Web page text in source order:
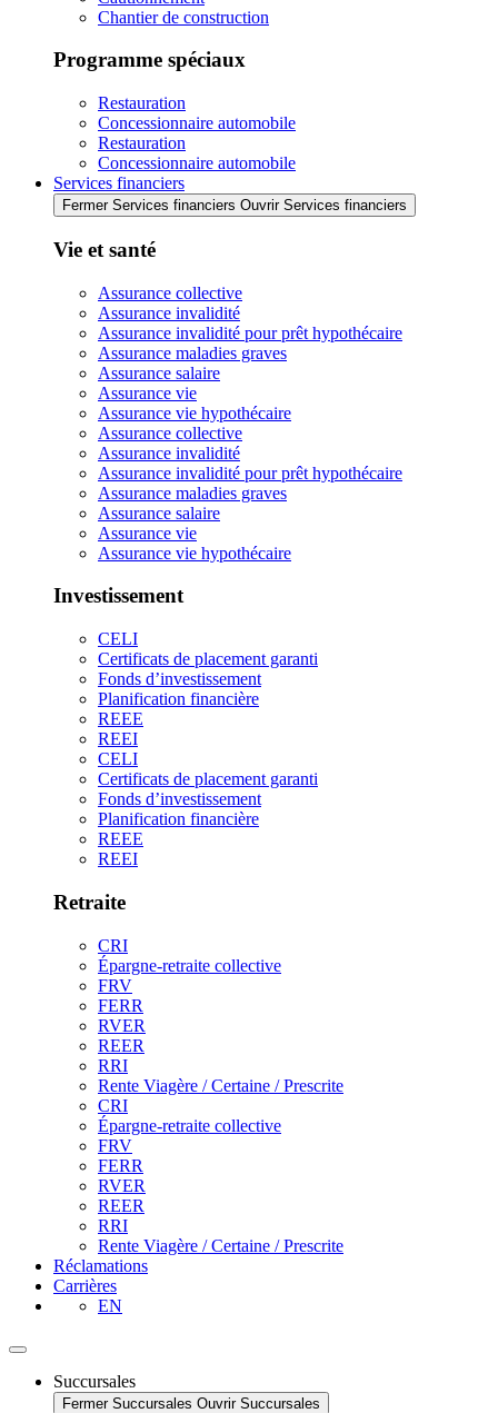
Chantier de construction
Programme spéciaux
Restauration
Concessionnaire automobile
Restauration
Concessionnaire automobile
Services financiers
Fermer Services financiers Ouvrir Services financiers
Vie et santé
Assurance collective
Assurance invalidité
Assurance invalidité pour prêt hypothécaire
Assurance maladies graves
Assurance salaire
Assurance vie
Assurance vie hypothécaire
Assurance collective
Assurance invalidité
Assurance invalidité pour prêt hypothécaire
Assurance maladies graves
Assurance salaire
Assurance vie
Assurance vie hypothécaire
Investissement
CELI
Certificats de placement garanti
Fonds d’investissement
Planification financière
REEE
REEI
CELI
Certificats de placement garanti
Fonds d’investissement
Planification financière
REEE
REEI
Retraite
CRI
Épargne-retraite collective
FRV
FERR
RVER
REER
RRI
Rente Viagère / Certaine / Prescrite
CRI
Épargne-retraite collective
FRV
FERR
RVER
REER
RRI
Rente Viagère / Certaine / Prescrite
Réclamations
Carrières
EN
Succursales
Fermer Succursales Ouvrir Succursales